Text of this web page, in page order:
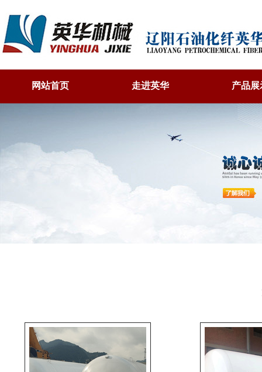
网站首页 走进英华 产品展